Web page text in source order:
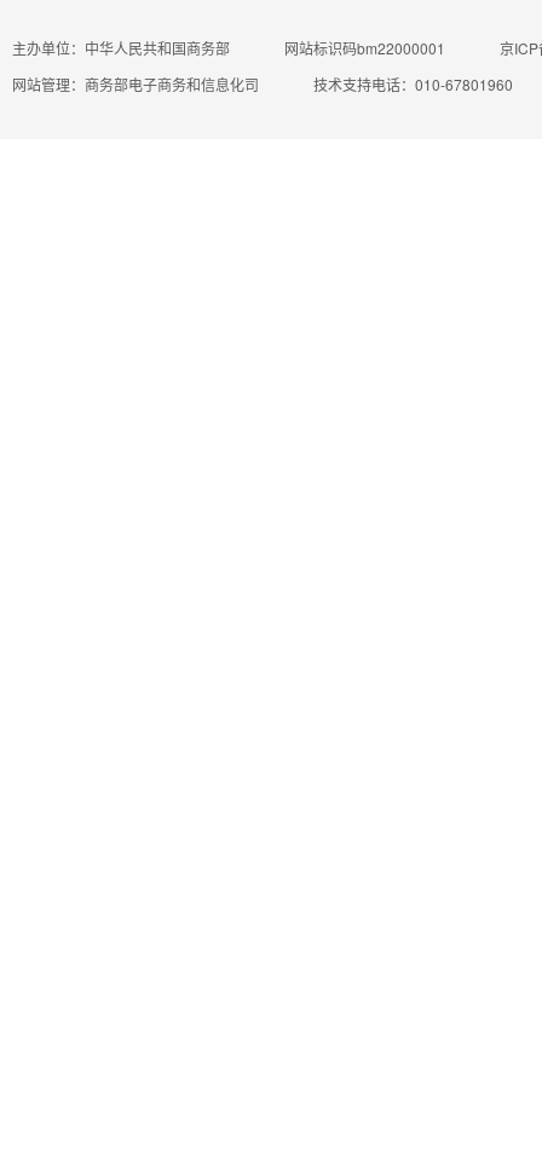
主办单位：中华人民共和国商务部 网站标识码bm22000001
京
网站管理：商务部电子商务和信息化司
技术支持电话：010-67801960